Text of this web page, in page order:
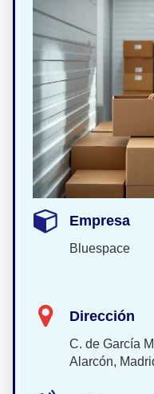
Empresa
Bluespace
Dirección
C. de García
Alarcón,